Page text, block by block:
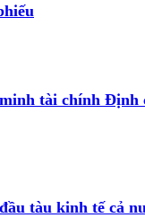
tài chính Định
tàu kinh tế cả